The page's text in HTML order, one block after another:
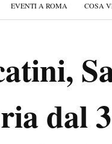
EVENTI A ROMA COSA
dal